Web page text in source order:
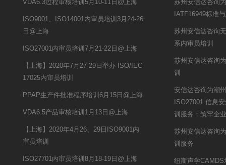
VDA6.3过程审核培训5月10-11日@上海
ISO9001、ISO14001内审员培训3月24-26
日@上海
ISO27001内审员培训7月21-22日@上海
【上海】2020年7月27-29日举办 ISO/IEC
17025内审员培训
PPAP生产件批准程序培训6月15日@上海
VDA6.5产品审核培训1月13日@上海
【上海】2020年4月26、29日ISO9001内
审员培训
ISO27701内审员培训8月18-19日@上海
苏州安信达咨询
IATF16949标准
苏州安信达咨询
系内审员培训
苏州安信达咨询
训
安信达咨询为潮
ISO27001 信息
训服务：筑牢企
苏州安信达咨询
训服务
纽斯声学CAMDS